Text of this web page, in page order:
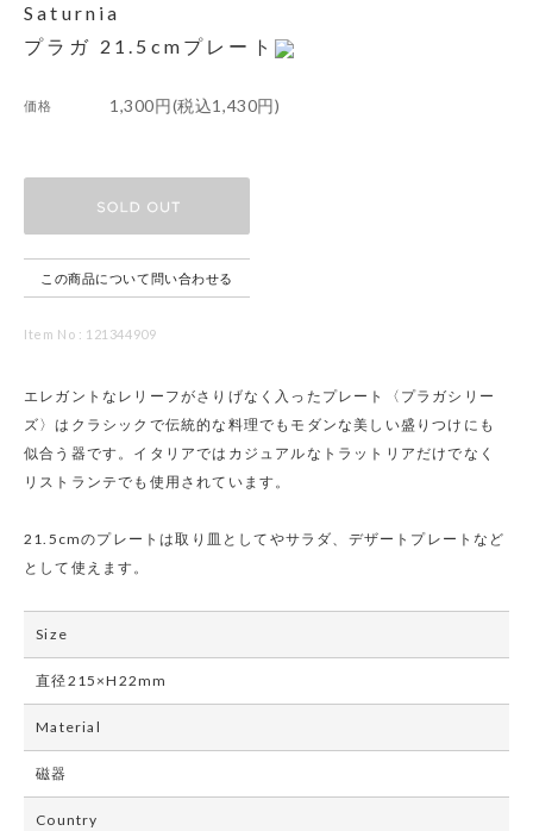
Saturnia
プラガ 21.5cmプレート
価格 1,300円(税込1,430円)
この商品について問い合わせる
Item No : 121344909
エレガントなレリーフがさりげなく入ったプレート〈プラガシリー
ズ〉はクラシックで伝統的な料理でもモダンな美しい盛りつけにも
似合う器です。イタリアではカジュアルなトラットリアだけでなく
リストランテでも使用されています。
21.5cmのプレートは取り皿としてやサラダ、デザートプレートなど
として使えます。
Size
直径215×H22mm
Material
磁器
Country